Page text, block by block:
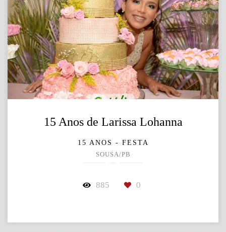
15 Anos de Larissa Lohanna
15 ANOS - FESTA
SOUSA/PB
885 0